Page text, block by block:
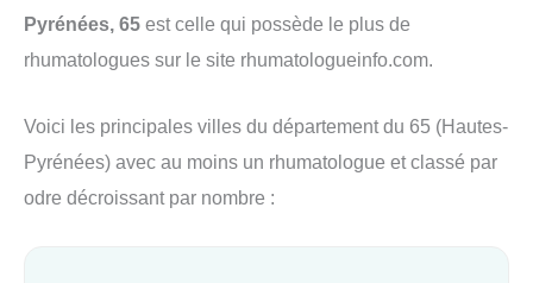
Pyrénées, 65 est celle qui possède le plus de
rhumatologues sur le site rhumatologueinfo.com.
Voici les principales villes du département du 65 (Hautes-
Pyrénées) avec au moins un rhumatologue et classé par
odre décroissant par nombre :